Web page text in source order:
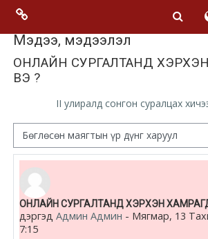
Menu 2
Moodle
community
Moodle
free support
Moodle
development
Мэдээ, мэдээлэл
ОНЛАЙН СУРГАЛТАНД
ВЭ ?
II улиралд сонгон суралцах
Дэлгэцний горим
ОНЛАЙН СУРГАЛТАНД ХЭРХЭН
дэргэдАдмин Админ - Мягмар, 13
7:15
Number of replies: 0